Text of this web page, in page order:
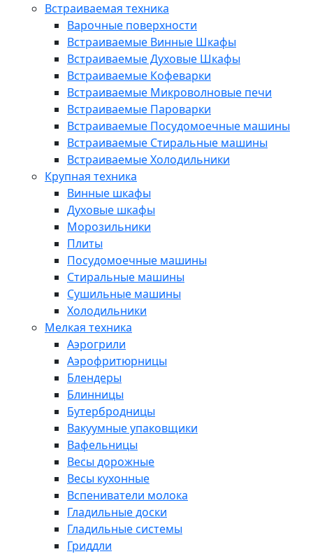
Встраиваемая техника
Варочные поверхности
Встраиваемые Винные Шкафы
Встраиваемые Духовые Шкафы
Встраиваемые Кофеварки
Встраиваемые Микроволновые печи
Встраиваемые Пароварки
Встраиваемые Посудомоечные машины
Встраиваемые Стиральные машины
Встраиваемые Холодильники
Крупная техника
Винные шкафы
Духовые шкафы
Морозильники
Плиты
Посудомоечные машины
Стиральные машины
Сушильные машины
Холодильники
Мелкая техника
Аэрогрили
Аэрофритюрницы
Блендеры
Блинницы
Бутербродницы
Вакуумные упаковщики
Вафельницы
Весы дорожные
Весы кухонные
Вспениватели молока
Гладильные доски
Гладильные системы
Гриддли